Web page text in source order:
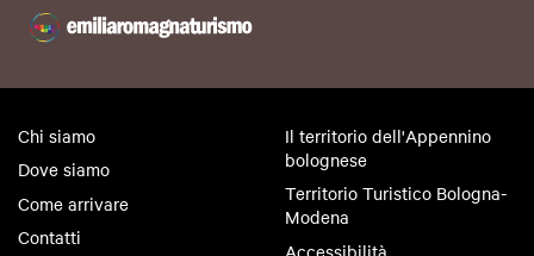
Chi siamo
Dove siamo
Come arrivare
Contatti
Il territorio dell'Appennino
bolognese
Territorio Turistico Bologna-
Modena
Accessibilità